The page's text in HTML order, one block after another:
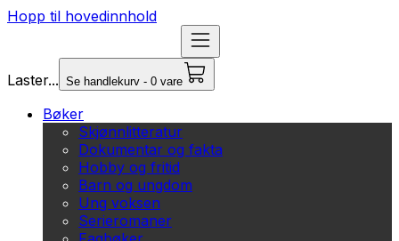
Hopp til hovedinnhold
Laster... Se handlekurv - 0 vare
Bøker
Skjønnlitteratur
Dokumentar og fakta
Hobby og fritid
Barn og ungdom
Ung voksen
Serieromaner